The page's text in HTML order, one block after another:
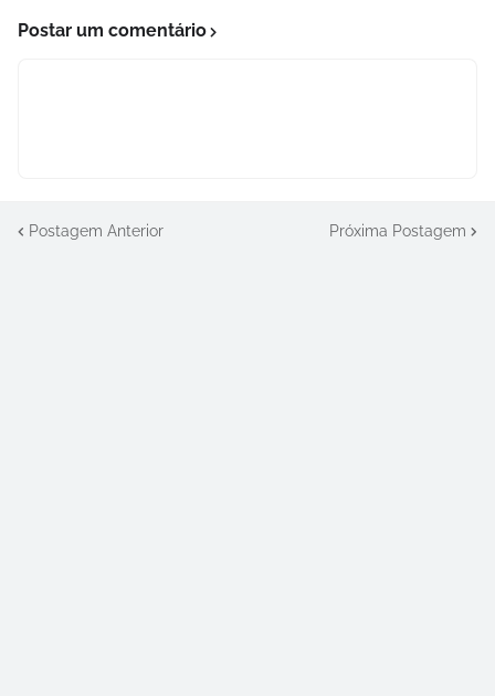
Postar um comentário
Postagem Anterior Próxima Postagem